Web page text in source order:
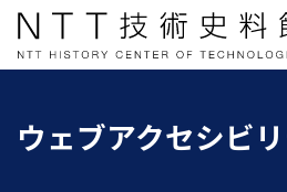
ウェブアクセシビ